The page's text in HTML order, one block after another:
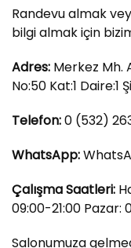
Randevu almak
bilgi almak için
Adres: Merkez Mh.
No:50 Kat:1 Daire:1
Telefon:0 (532)
WhatsApp:
Çalışma Saatleri:
09:00-21:00 Pazar:
Salonumuza